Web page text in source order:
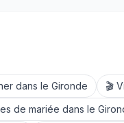
dans le Gironde 🎬
de mariée dans le